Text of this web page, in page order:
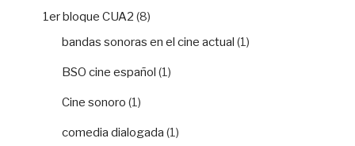
1er bloque CUA2 (8)
bandas sonoras en el cine actual (1)
BSO cine español (1)
Cine sonoro (1)
comedia dialogada (1)